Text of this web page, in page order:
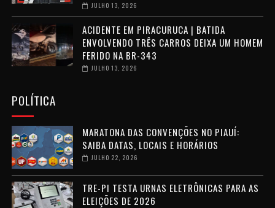
JULHO 13, 2026
ACIDENTE EM PIRACURUCA | BATIDA
ENVOLVENDO TRÊS CARROS DEIXA UM HOMEM
FERIDO NA BR-343
JULHO 13, 2026
POLÍTICA
MARATONA DAS CONVENÇÕES NO PIAUÍ:
SAIBA DATAS, LOCAIS E HORÁRIOS
JULHO 22, 2026
TRE-PI TESTA URNAS ELETRÔNICAS PARA AS
ELEIÇÕES DE 2026